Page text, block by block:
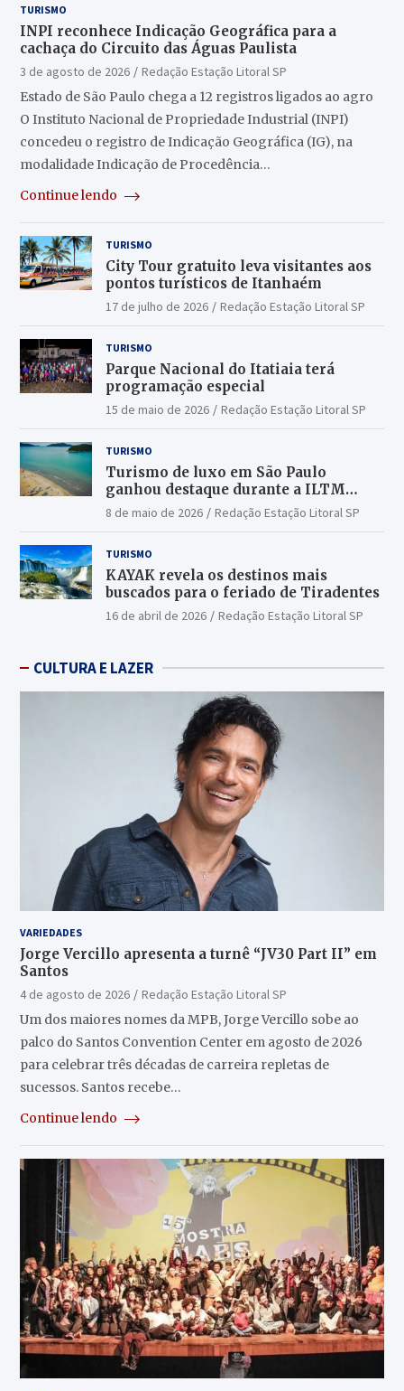
TURISMO
INPI reconhece Indicação Geográfica para a
cachaça do Circuito das Águas Paulista
3 de agosto de 2026
Redação Estação Litoral SP
Estado de São Paulo chega a 12 registros ligados ao agro
O Instituto Nacional de Propriedade Industrial (INPI)
concedeu o registro de Indicação Geográfica (IG), na
modalidade Indicação de Procedência…
Continue lendo
TURISMO
City Tour gratuito leva visitantes aos
pontos turísticos de Itanhaém
17 de julho de 2026 Redação Estação Litoral SP
TURISMO
Parque Nacional do Itatiaia terá
programação especial
15 de maio de 2026 Redação Estação Litoral SP
TURISMO
Turismo de luxo em São Paulo
ganhou destaque durante a ILTM
Latin America 2026
8 de maio de 2026 Redação Estação Litoral SP
TURISMO
KAYAK revela os destinos mais
buscados para o feriado de Tiradentes
16 de abril de 2026 Redação Estação Litoral SP
CULTURA E LAZER
VARIEDADES
Jorge Vercillo apresenta a turnê “JV30 Part II” em
Santos
4 de agosto de 2026
Redação Estação Litoral SP
Um dos maiores nomes da MPB, Jorge Vercillo sobe ao
palco do Santos Convention Center em agosto de 2026
para celebrar três décadas de carreira repletas de
sucessos. Santos recebe…
Continue lendo